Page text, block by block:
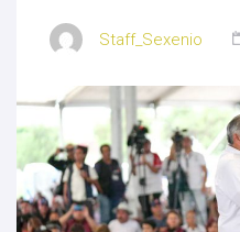
Staff_Sexenio